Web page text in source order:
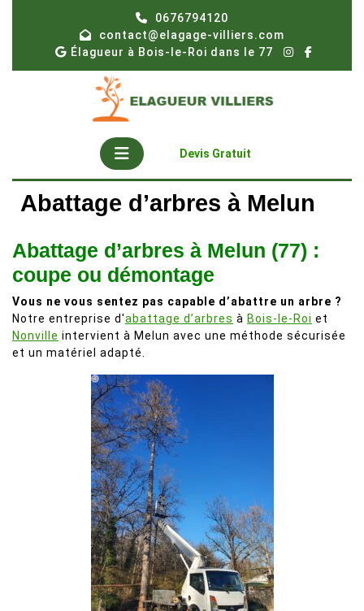
0676794120
contact@elagage-villiers.com
Élagueur à Bois-le-Roi dans le 77
Open
Button
Devis Gratuit
Abattage d’arbres à Melun
Abattage d’arbres à Melun (77) :
coupe ou démontage
Vous ne vous sentez pas capable d’abattre un arbre ?
Notre entreprise d'abattage d’arbres à Bois-le-Roi et
Nonville intervient à Melun avec une méthode sécurisée
et un matériel adapté.